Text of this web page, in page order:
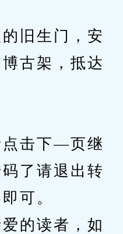
旧生门，安
古架，抵达
击下—页继
了请退出转
可。
的读者，如